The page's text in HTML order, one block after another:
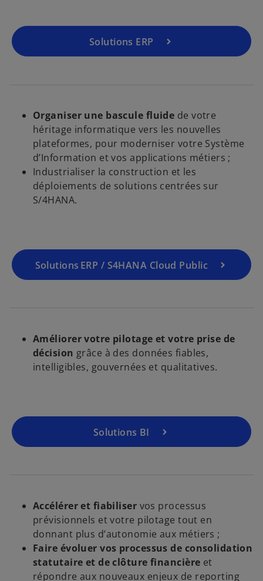
Solutions ERP
Organiser une bascule fluide de votre
héritage informatique vers les nouvelles
plateformes, pour moderniser votre Système
d’Information et vos applications métiers ;
Industrialiser la construction et les
déploiements de solutions centrées sur
S/4HANA.
Solutions ERP / S4HANA Cloud Public
Améliorer votre pilotage et votre prise de
décision grâce à des données fiables,
intelligibles, gouvernées et qualitatives.
Solutions BI
Accélérer et fiabiliser vos processus
prévisionnels et votre pilotage tout en
donnant plus d’autonomie aux métiers ;
Faire évoluer vos processus de consolidation
statutaire et de clôture financière et
répondre aux nouveaux enjeux de reporting